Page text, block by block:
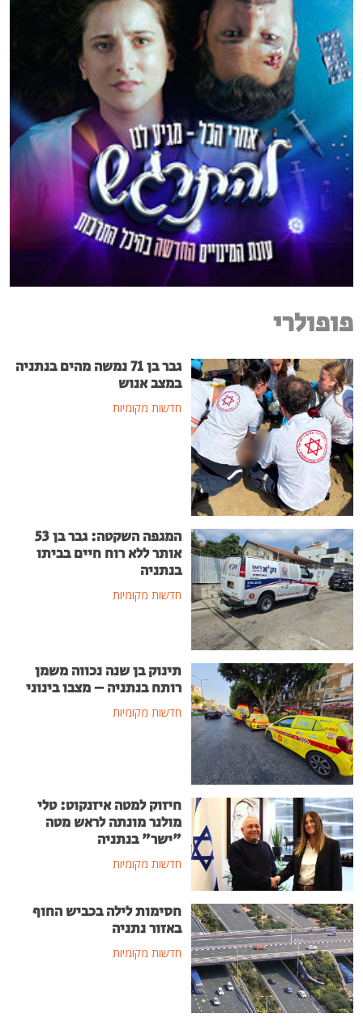
פופולרי
גבר בן 71 נמשה מהים בנתניה
במצב אנוש
חדשות מקומיות
המגפה השקטה: גבר בן 53
אותר ללא רוח חיים בביתו
בנתניה
חדשות מקומיות
תינוק בן שנה נכווה משמן
רותח בנתניה – מצבו בינוני
חדשות מקומיות
חיזוק למטה איזנקוט: טלי
מולנר מונתה לראש מטה
"ישר" בנתניה
חדשות מקומיות
חסימות לילה בכביש החוף
באזור נתניה
חדשות מקומיות